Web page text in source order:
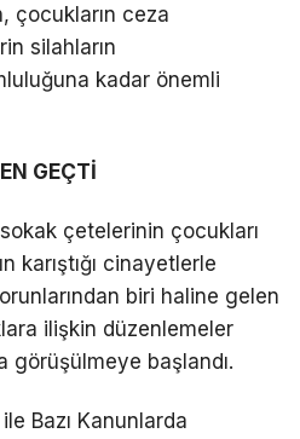
çocukların ceza
silahların
kadar önemli
GEÇTİ
çetelerinin çocukları
karıştığı cinayetlerle
biri haline gelen
ilişkin düzenlemeler
görüşülmeye başlandı.
Bazı Kanunlarda